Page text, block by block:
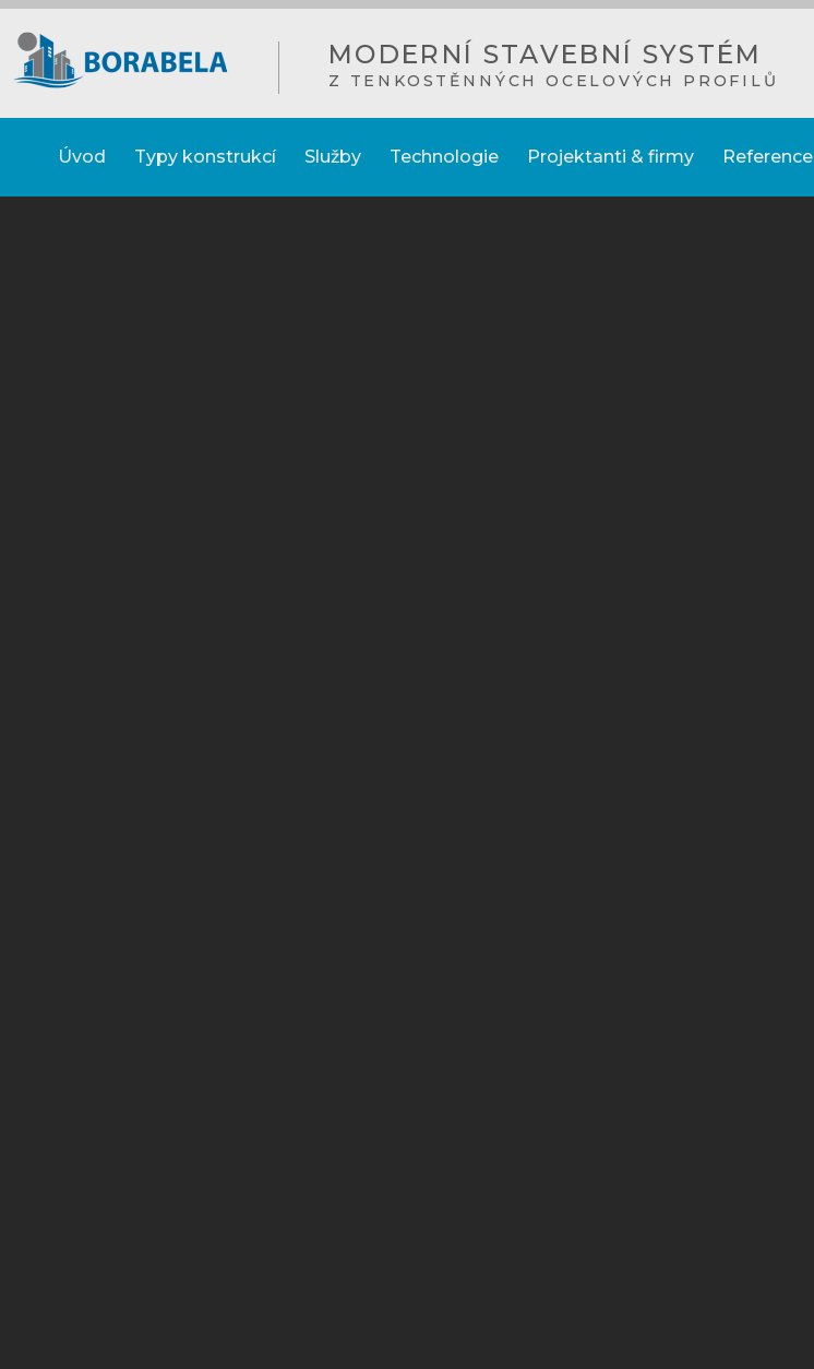
MODERNÍ STAVEBNÍ SYSTÉM
Z TENKOSTĚNNÝCH OCELOVÝCH PROFILŮ
Úvod Typy konstrukcí Služby Technologie Projektanti & firmy Reference